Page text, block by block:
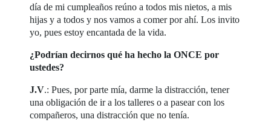
día de mi cumpleaños reúno a todos mis nietos, a mis
hijas y a todos y nos vamos a comer por ahí. Los invito
yo, pues estoy encantada de la vida.
¿Podrían decirnos qué ha hecho la ONCE por
ustedes?
J.V.: Pues, por parte mía, darme la distracción, tener
una obligación de ir a los talleres o a pasear con los
compañeros, una distracción que no tenía.